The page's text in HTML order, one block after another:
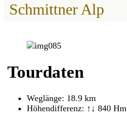
Schmittner Alp
Tourdaten
Weglänge: 18.9 km
Höhendifferenz: ↑↓ 840 Hm